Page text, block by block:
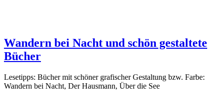
Wandern bei Nacht und schön gestaltete
Bücher
Lesetipps: Bücher mit schöner grafischer Gestaltung bzw. Farbe:
Wandern bei Nacht, Der Hausmann, Über die See